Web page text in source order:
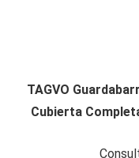
TAGVO
Cubierta